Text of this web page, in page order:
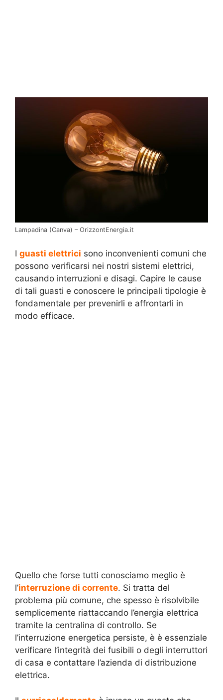
Lampadina (Canva) – OrizzontEnergia.it
I guasti elettrici sono inconvenienti comuni che
possono verificarsi nei nostri sistemi elettrici,
causando interruzioni e disagi. Capire le cause
di tali guasti e conoscere le principali tipologie è
fondamentale per prevenirli e affrontarli in
modo efficace.
Quello che forse tutti conosciamo meglio è
l’interruzione di corrente. Si tratta del
problema più comune, che spesso è risolvibile
semplicemente riattaccando l’energia elettrica
tramite la centralina di controllo. Se
l’interruzione energetica persiste, è è essenziale
verificare l’integrità dei fusibili o degli interruttori
di casa e contattare l’azienda di distribuzione
elettrica.